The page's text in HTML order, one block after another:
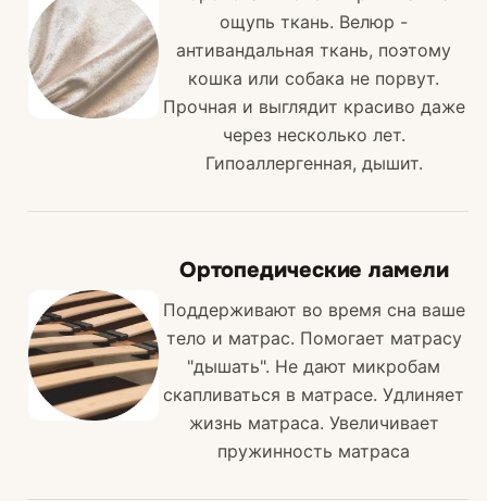
ощупь ткань. Велюр -
антивандальная ткань, поэтому
кошка или собака не порвут.
Прочная и выглядит красиво даже
через несколько лет.
Гипоаллергенная, дышит.
Ортопедические ламели
Поддерживают во время сна ваше
тело и матрас. Помогает матрасу
"дышать". Не дают микробам
скапливаться в матрасе. Удлиняет
жизнь матраса. Увеличивает
пружинность матраса